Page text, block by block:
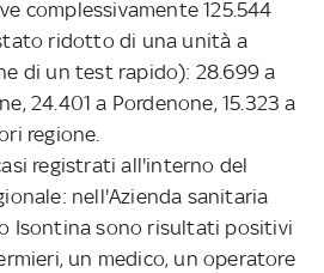
complessivamente 125.544
ridotto di una unità a
di un test rapido): 28.699 a
24.401 a Pordenone, 15.323 a
regione.
registrati all'interno del
nell'Azienda sanitaria
Isontina sono risultati positivi
un medico, un operatore